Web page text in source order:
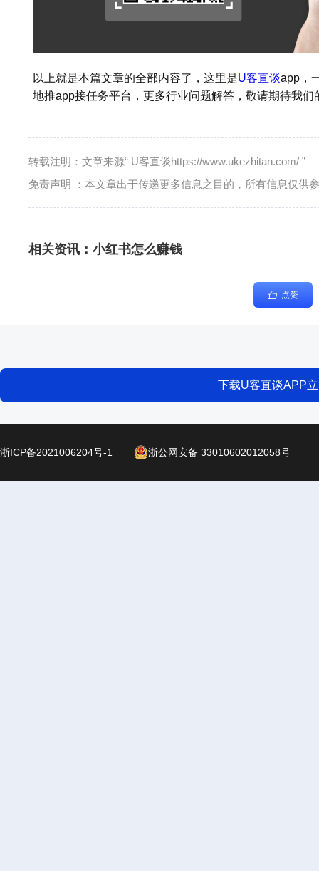
以上就是本篇文章的全部内容了，这里是U客直谈app，
地推app接任务平台，更多行业问题解答，敬请期待我们
转载注明：文章来源“ U客直谈https://www.ukezhitan.com/ ”
免责声明 ：本文章出于传递更多信息之目的，所有信息仅供
相关资讯： 小红书怎么赚钱
点赞
下载U客直谈APP
浙ICP备2021006204号-1 浙公网安备 33010602012058号